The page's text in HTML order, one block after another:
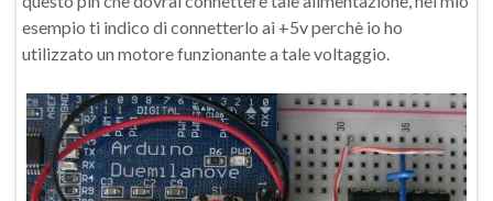
esempio ti indico di connetterlo ai +5v perchè io ho
utilizzato un motore funzionante a tale voltaggio.